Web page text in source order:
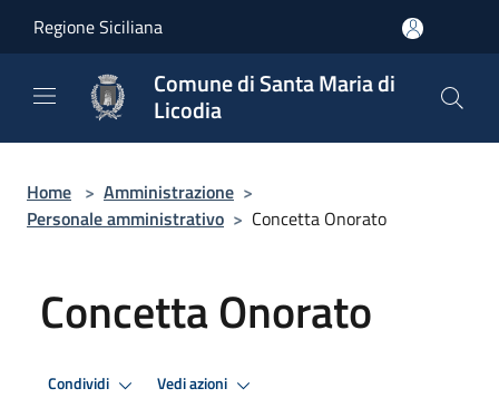
Regione Siciliana
Comune di Santa Maria di
Licodia
Home > Amministrazione >
Personale amministrativo > Concetta Onorato
Concetta Onorato
Condividi Vedi azioni